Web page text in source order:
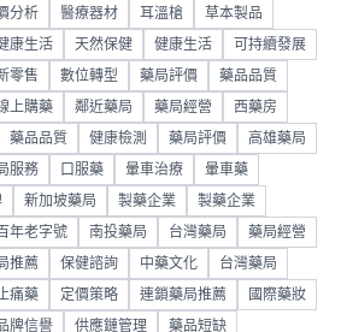
分析 醫療器材 耳溫槍 草本製品
康生活 天然保健 健康生活 可持續發展
零售 數位轉型 藥局評價 藥品品質
上購藥 鄰近藥局 藥局經營 西藥房
藥品品質 健康檢測 藥局評價 高雄藥局
服務 口服藥 暈車治療 暈車藥
新加坡藥局 製藥企業 製藥企業
年老字號 南投藥局 台灣藥局 藥局經營
推薦 保健諮詢 中藥文化 台灣藥局
止痛藥 定價策略 連鎖藥局推薦 國際藥妝
牌信譽 供應鏈管理 藥品短缺